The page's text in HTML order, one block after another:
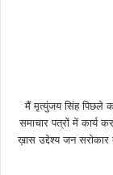
मैं मृत्युंजय सिंह पिछले कई
समाचार पत्रों में कार्य
ख़ास उद्देश्य जन सरोकार